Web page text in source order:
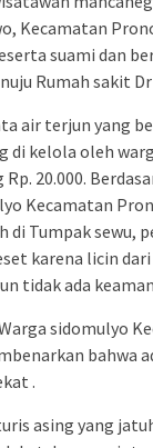
Kecamatan
suami dan
Rumah sakit
air terjun yang
di kelola oleh
20.000.
Kecamatan
di Tumpak sewu,
karena licin
tidak ada
sidomulyo
bahwa
.
asing yang